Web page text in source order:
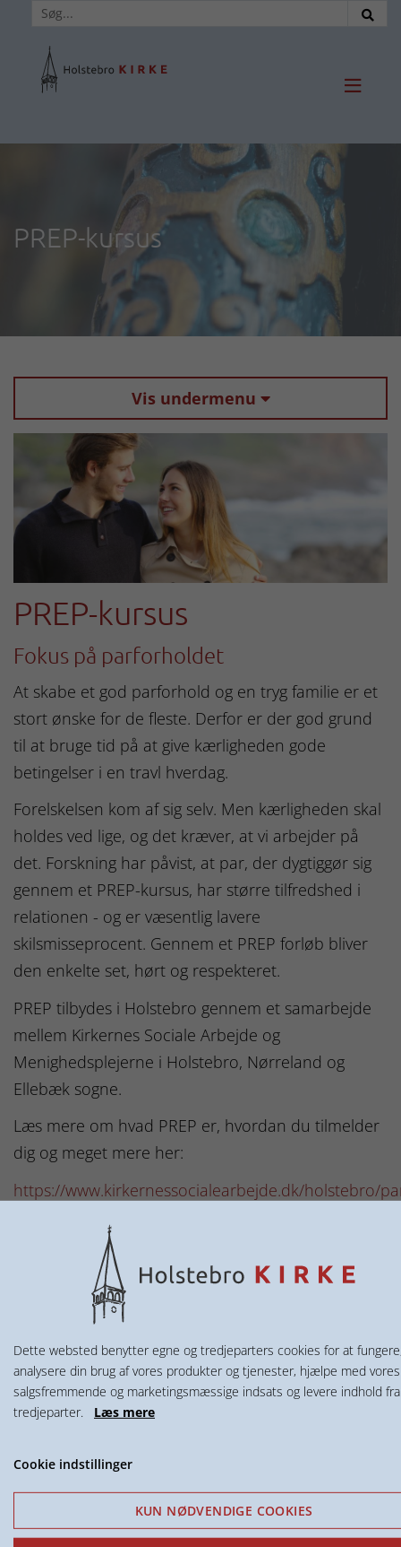

PREP-kursus
Vis undermenu 
PREP-kursus
Fokus på parforholdet
At skabe et god parforhold og en tryg familie er et
stort ønske for de fleste. Derfor er der god grund
til at bruge tid på at give kærligheden gode
betingelser i en travl hverdag.
Forelskelsen kom af sig selv. Men kærligheden skal
holdes ved lige, og det kræver, at vi arbejder på
det. Forskning har påvist, at par, der dygtiggør sig
gennem et PREP-kursus, har større tilfredshed i
relationen - og er væsentlig lavere
skilsmisseprocent. Gennem et PREP forløb bliver
den enkelte set, hørt og respekteret.
PREP tilbydes i Holstebro gennem et samarbejde
mellem Kirkernes Sociale Arbejde og
Menighedsplejerne i Holstebro, Nørreland og
Ellebæk sogne.
Læs mere om hvad PREP er, hvordan du tilmelder
dig og meget mere her:
https://www.kirkernessocialearbejde.dk/holstebro/
Dette websted benytter egne og tredjeparters cookies for at
analysere din brug af vores produkter og tjenester, hjælpe med vores
salgsfremmende og marketingsmæssige indsats og levere indhold fra
tredjeparter. Læs mere
Cookie indstillinger
KUN NØDVENDIGE COOKIES